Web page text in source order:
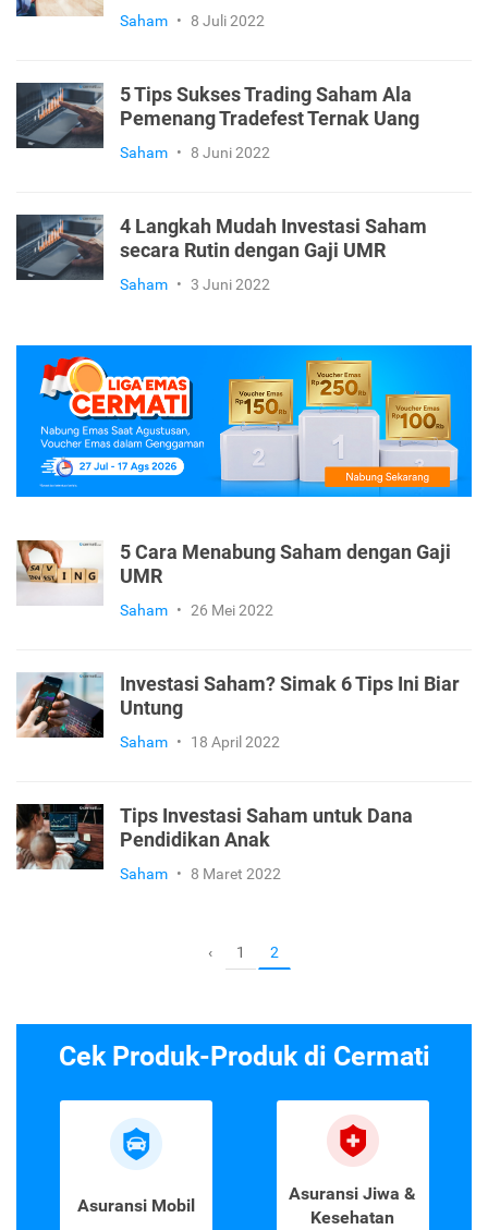
Saham • 8 Juli 2022
5 Tips Sukses Trading Saham Ala
Pemenang Tradefest Ternak Uang
Saham • 8 Juni 2022
4 Langkah Mudah Investasi Saham
secara Rutin dengan Gaji UMR
Saham • 3 Juni 2022
5 Cara Menabung Saham dengan Gaji
UMR
Saham • 26 Mei 2022
Investasi Saham? Simak 6 Tips Ini Biar
Untung
Saham • 18 April 2022
Tips Investasi Saham untuk Dana
Pendidikan Anak
Saham • 8 Maret 2022
‹ 1 2
Cek Produk-Produk di Cermati
Asuransi Mobil
Asuransi Jiwa &
Kesehatan